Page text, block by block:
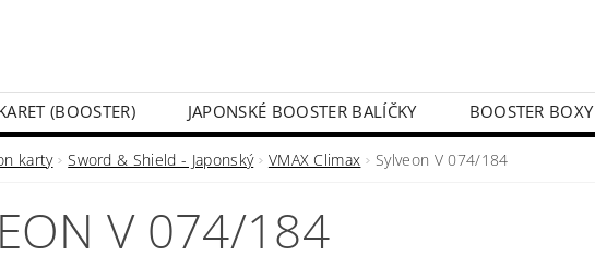
(BOOSTER) JAPONSKÉ BOOSTER BALÍČKY
BOOSTER BOXY
KRABIČKY POKÉMON KARTY HOTOVÉ BALÍČKY
karty Sword & Shield - Japonský VMAX Climax Sylveon V 074/184
V 074/184